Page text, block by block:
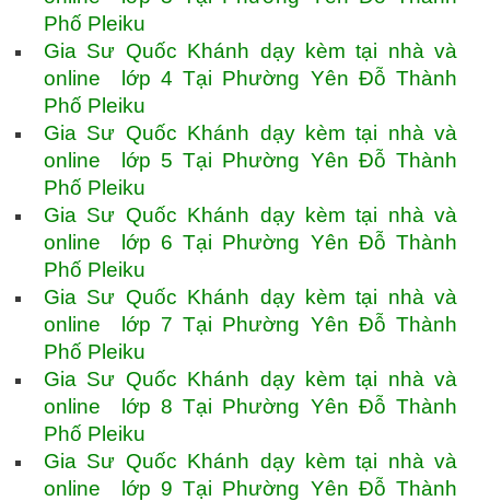
Phố Pleiku
Gia Sư Quốc Khánh dạy kèm tại nhà và
online lớp 4 Tại Phường Yên Đỗ Thành
Phố Pleiku
Gia Sư Quốc Khánh dạy kèm tại nhà và
online lớp 5 Tại Phường Yên Đỗ Thành
Phố Pleiku
Gia Sư Quốc Khánh dạy kèm tại nhà và
online lớp 6 Tại Phường Yên Đỗ Thành
Phố Pleiku
Gia Sư Quốc Khánh dạy kèm tại nhà và
online lớp 7 Tại Phường Yên Đỗ Thành
Phố Pleiku
Gia Sư Quốc Khánh dạy kèm tại nhà và
online lớp 8 Tại Phường Yên Đỗ Thành
Phố Pleiku
Gia Sư Quốc Khánh dạy kèm tại nhà và
online lớp 9 Tại Phường Yên Đỗ Thành